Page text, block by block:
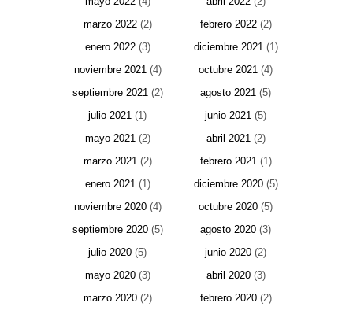
marzo 2022(2) febrero 2022(2)
enero 2022(3) diciembre 2021(1)
noviembre 2021(4) octubre 2021 (4)
septiembre 2021(2) agosto 2021 (5)
julio 2021 (1) junio 2021 (5)
mayo 2021(2) abril 2021(2)
marzo 2021(2) febrero 2021(1)
enero 2021(1) diciembre 2020(5)
noviembre 2020(4) octubre 2020 (5)
septiembre 2020(5) agosto 2020 (3)
julio 2020 (5) junio 2020 (2)
mayo 2020(3) abril 2020(3)
marzo 2020(2) febrero 2020(2)